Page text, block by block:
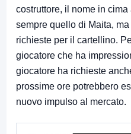
costruttore, il nome in
sempre quello di Maita,
richieste per il cartellino.
giocatore che ha
giocatore ha richieste
prossime ore potrebbero
nuovo impulso al mercato.